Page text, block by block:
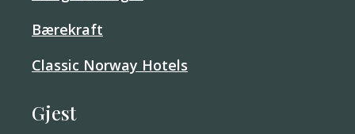
Bærekraft
Classic Norway Hotels
Gjest